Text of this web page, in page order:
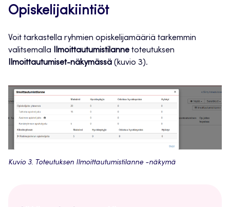
Opiskelijakiintiöt
Voit tarkastella ryhmien opiskelijamääriä tarkemmin
valitsemalla
Ilmoittautumistilanne toteutuksen
Ilmoittautumiset-näkymässä (kuvio 3).
Kuvio 3. Toteutuksen Ilmoittautumistilanne -näkymä